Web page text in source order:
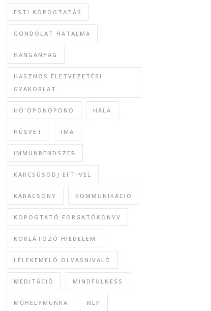
ESTI KOPOGTATÁS
GONDOLAT HATALMA
HANGANYAG
HASZNOS ÉLETVEZETÉSI
GYAKORLAT
HO'OPONOPONO HÁLA
HÚSVÉT IMA
IMMUNRENDSZER
KARCSÚSODJ EFT-VEL
KARÁCSONY KOMMUNIKÁCIÓ
KOPOGTATÓ FORGATÓKÖNYV
KORLÁTOZÓ HIEDELEM
LÉLEKEMELŐ OLVASNIVALÓ
MEDITÁCIÓ MINDFULNESS
MŰHELYMUNKA NLP